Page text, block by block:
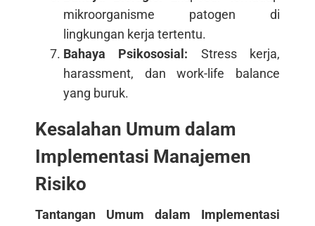
mikroorganisme patogen di
lingkungan kerja tertentu.
Bahaya Psikososial: Stress kerja,
harassment, dan work-life balance
yang buruk.
Kesalahan Umum dalam
Implementasi Manajemen
Risiko
Tantangan Umum dalam Implementasi